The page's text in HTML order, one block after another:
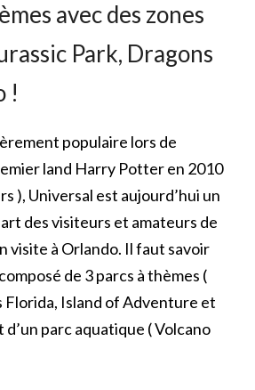
avec des zones
Park, Dragons
!
populaire lors de
land Harry Potter en 2010
), Universal est aujourd’hui un
des visiteurs et amateurs de
visite à Orlando. Il faut savoir
de 3 parcs à thèmes (
Florida, Island of Adventure et
d’un parc aquatique ( Volcano